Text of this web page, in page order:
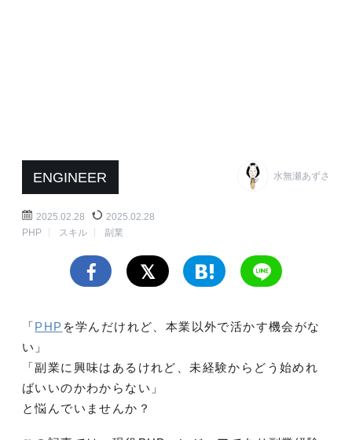
ENGINEER 水無瀬あずさ
2025.02.28
2025.02.28
PHP
スキル 副業
「PHP を学んだけれど、本業以外で活かす機会がな
い」
「副業に興味はあるけれど、未経験からどう始めれ
ばいいのかわからない」
と悩んでいませんか？